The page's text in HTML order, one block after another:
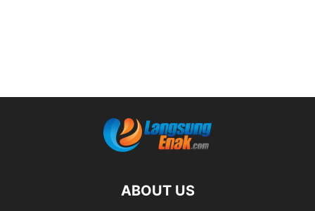
ABOUT US